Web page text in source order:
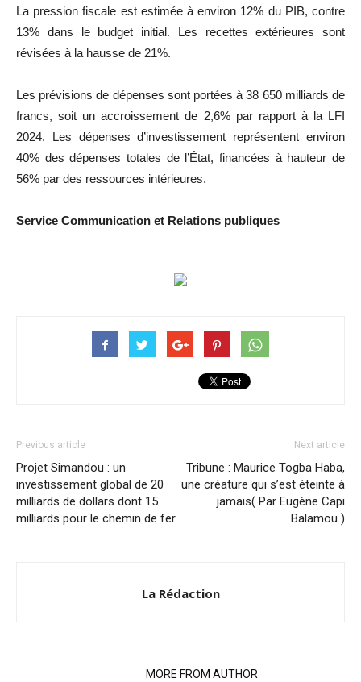
La pression fiscale est estimée à environ 12% du PIB, contre
13% dans le budget initial. Les recettes extérieures sont
révisées à la hausse de 21%.
Les prévisions de dépenses sont portées à 38 650 milliards de
francs, soit un accroissement de 2,6% par rapport à la LFI
2024. Les dépenses d’investissement représentent environ
40% des dépenses totales de l’État, financées à hauteur de
56% par des ressources intérieures.
Service Communication et Relations publiques
Previous article
Projet Simandou : un
investissement global de 20
milliards de dollars dont 15
milliards pour le chemin de fer
Next article
Tribune : Maurice Togba Haba,
une créature qui s’est éteinte à
jamais( Par Eugène Capi
Balamou )
La Rédaction
MORE FROM AUTHOR